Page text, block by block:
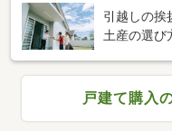
引越しの挨
土産の選び
戸建て購入